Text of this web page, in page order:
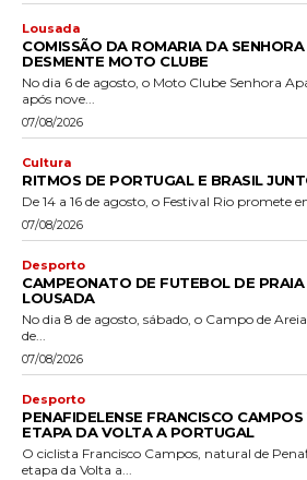
Lousada
COMISSÃO DA ROMARIA DA
DESMENTE MOTO CLUBE
No dia 6 de agosto, o Moto Clube Senhora
após nove...
07/08/2026
Cultura
RITMOS DE PORTUGAL E BRASIL
De 14 a 16 de agosto, o Festival Rio promete
07/08/2026
Desporto
CAMPEONATO DE FUTEBOL DE PRAIA
LOUSADA
No dia 8 de agosto, sábado, o Campo de
de...
07/08/2026
Desporto
PENAFIDELENSE FRANCISCO
ETAPA DA VOLTA A PORTUGAL
O ciclista Francisco Campos, natural de
etapa da Volta a...